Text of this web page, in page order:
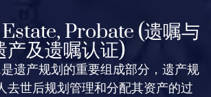
Probate (遗嘱与
产及遗嘱认证)
是遗产规划的重要组成部分，遗产规
去世后规划管理和分配其资产的过